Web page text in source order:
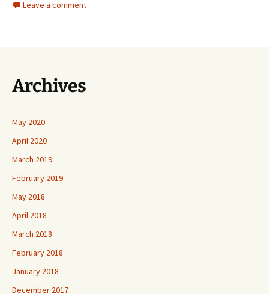
Leave a comment
Archives
May 2020
April 2020
March 2019
February 2019
May 2018
April 2018
March 2018
February 2018
January 2018
December 2017